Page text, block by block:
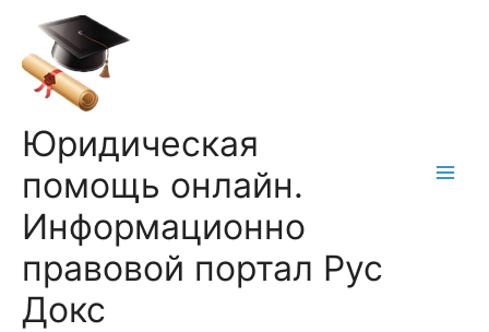
содержимому
Юридическая
помощь онлайн.
Информационно
правовой портал Рус
Докс